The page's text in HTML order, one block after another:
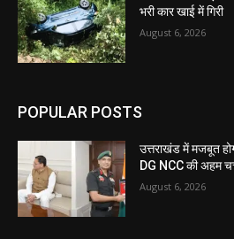
भरी कार खाई में गिरी
August 6, 2026
POPULAR POSTS
उत्तराखंड में मजबूत
DG NCC की अहम
August 6, 2026